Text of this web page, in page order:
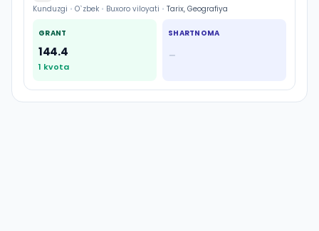
Kunduzgi • O`zbek • Buxoro viloyati • Tarix, Geografiya
GRANT
144.4
1 kvota
SHARTNOMA
—